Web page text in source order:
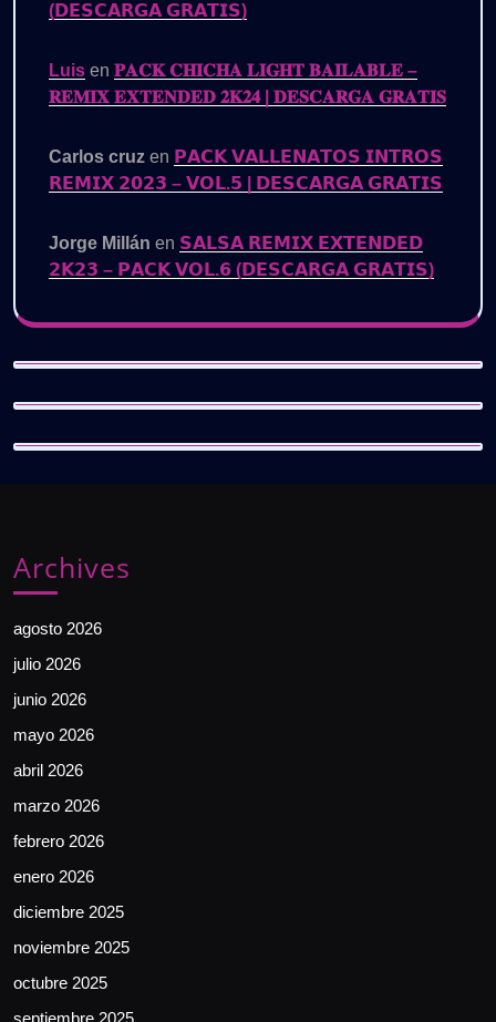
(𝗗𝗘𝗦𝗖𝗔𝗥𝗚𝗔 𝗚𝗥𝗔𝗧𝗜𝗦)
Luis en 𝐏𝐀𝐂𝐊 𝐂𝐇𝐈𝐂𝐇𝐀 𝐋𝐈𝐆𝐇𝐓 𝐁𝐀𝐈𝐋𝐀𝐁𝐋𝐄 –
𝐑𝐄𝐌𝐈𝐗 𝐄𝐗𝐓𝐄𝐍𝐃𝐄𝐃 𝟐𝐊𝟐𝟒 | 𝐃𝐄𝐒𝐂𝐀𝐑𝐆𝐀 𝐆𝐑𝐀𝐓𝐈𝐒
Carlos cruz en 𝗣𝗔𝗖𝗞 𝗩𝗔𝗟𝗟𝗘𝗡𝗔𝗧𝗢𝗦 𝗜𝗡𝗧𝗥𝗢𝗦
𝗥𝗘𝗠𝗜𝗫 𝟮𝟬𝟮𝟯 – 𝗩𝗢𝗟.𝟱 | 𝗗𝗘𝗦𝗖𝗔𝗥𝗚𝗔 𝗚𝗥𝗔𝗧𝗜𝗦
Jorge Millán en 𝗦𝗔𝗟𝗦𝗔 𝗥𝗘𝗠𝗜𝗫 𝗘𝗫𝗧𝗘𝗡𝗗𝗘𝗗
𝟮𝗞𝟮𝟯 – 𝗣𝗔𝗖𝗞 𝗩𝗢𝗟.𝟲 (𝗗𝗘𝗦𝗖𝗔𝗥𝗚𝗔 𝗚𝗥𝗔𝗧𝗜𝗦)
Archives
agosto 2026
julio 2026
junio 2026
mayo 2026
abril 2026
marzo 2026
febrero 2026
enero 2026
diciembre 2025
noviembre 2025
octubre 2025
septiembre 2025